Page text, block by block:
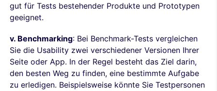
gut für Tests bestehender Produkte und Prototypen
geeignet.
v. Benchmarking: Bei Benchmark-Tests vergleichen
Sie die Usability zwei verschiedener Versionen Ihrer
Seite oder App. In der Regel besteht das Ziel darin,
den besten Weg zu finden, eine bestimmte Aufgabe
zu erledigen. Beispielsweise könnte Sie Testpersonen